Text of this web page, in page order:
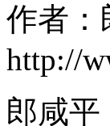
作者：
http://
郎咸平